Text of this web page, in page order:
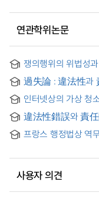
연관학위논문
쟁의행위의 위법성
Illegality of Strike
Illegal Strike
過失論 : 違法性과
構造를 中心으로
인터넷상의 가상 청
pornography)의 위
on virtual child
criminal liability
違法性錯誤와 責
프랑스 행정법상 역
사용자 의견